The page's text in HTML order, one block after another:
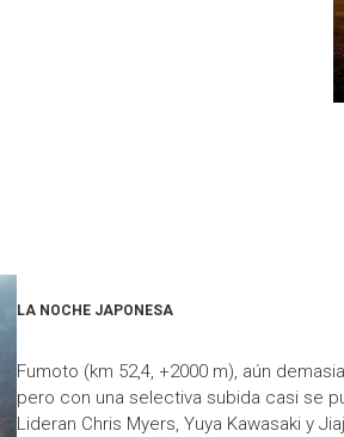
LA NOCHE JAPONESA
Fumoto (km 52,4, +2000 m), aún
pero con una selectiva subida casi se
Lideran Chris Myers, Yuya Kawasaki y